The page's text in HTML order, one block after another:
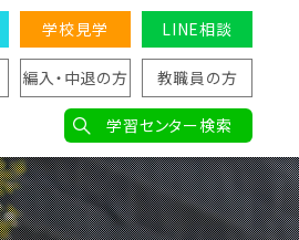
学校見学 LINE相談
編入・中退の方 教職員の方
学習センター検索